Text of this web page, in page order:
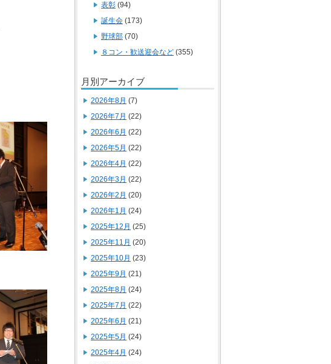
表彰 (94)
誕生会 (173)
野球部 (70)
８コン・歓送迎会など (355)
月別アーカイブ
2026年8月 (7)
2026年7月 (22)
2026年6月 (22)
2026年5月 (22)
2026年4月 (22)
2026年3月 (22)
2026年2月 (20)
2026年1月 (24)
2025年12月 (25)
2025年11月 (20)
2025年10月 (23)
2025年9月 (21)
2025年8月 (24)
2025年7月 (22)
2025年6月 (21)
2025年5月 (24)
2025年4月 (24)